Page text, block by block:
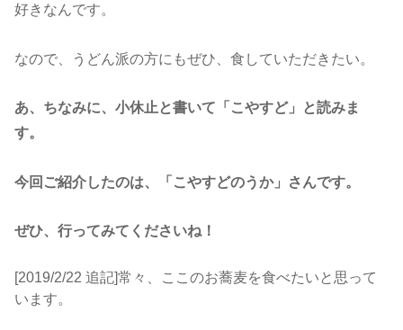
好きなんです。
なので、うどん派の方にもぜひ、食していただきたい。
あ、ちなみに、小休止と書いて「こやすど」と読みま
す。
今回ご紹介したのは、「こやすどのうか」さんです。
ぜひ、行ってみてくださいね！
[2019/2/22 追記]常々、ここのお蕎麦を食べたいと思って
います。